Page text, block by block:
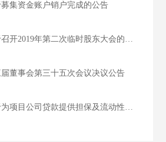
募集资金账户销户完成的公告
2019-026号关于召开2019年第二次临时股东大会的通知
届董事会第三十五次会议决议公告
2019-024号关于为项目公司贷款提供担保及流动性支持的公告